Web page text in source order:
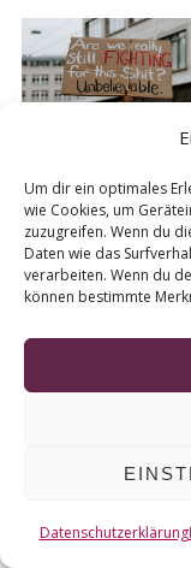
Um dir ein optimales
wie Cookies, um
zuzugreifen. Wenn du
Daten wie das
verarbeiten. Wenn du
können bestimmte
Datenschutzerklärung
r
c
h